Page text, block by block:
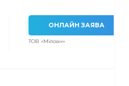
ОНЛАЙН ЗАЯВА
ТОВ «Мілоан»